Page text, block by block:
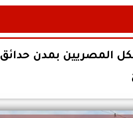
المصريين بمدن حدائق